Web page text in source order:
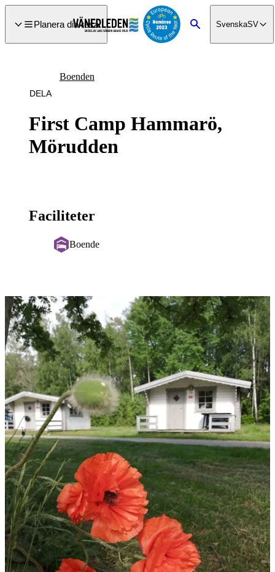
till
Planera din resa
Sök SvenskaSV
First Camp Hammarö,
Mörudden
Boenden
DELA
Faciliteter
Boende
Bildspel
med
bilder